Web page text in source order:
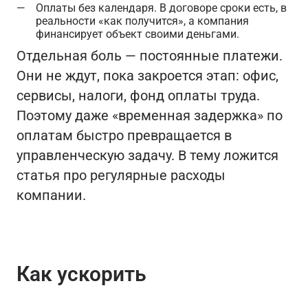
Оплаты без календаря. В договоре сроки есть, в
реальности «как получится», а компания
финансирует объект своими деньгами.
Отдельная боль — постоянные платежи.
Они не ждут, пока закроется этап: офис,
сервисы, налоги, фонд оплаты труда.
Поэтому даже «временная задержка» по
оплатам быстро превращается в
управленческую задачу. В тему ложится
статья про регулярные расходы
компании.
Как ускорить